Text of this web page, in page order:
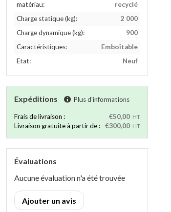
matériau:
recyclé
Charge statique (kg):
2 000
Charge dynamique (kg):
900
Caractéristiques:
Emboîtable
Etat:
Neuf
Expéditions Plus d'informations
Frais de livraison : €50,00 HT
Livraison gratuite à partir de : €300,00 HT
Évaluations
Aucune évaluation n'a été trouvée
Ajouter un avis